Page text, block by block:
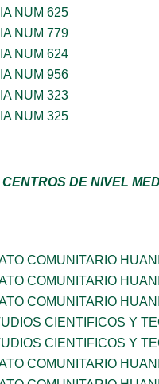
NUM 625
NUM 779
NUM 624
NUM 956
NUM 323
NUM 325
CENTROS DE NIVEL
COMUNITARIO
COMUNITARIO
COMUNITARIO
CIENTIFICOS Y
CIENTIFICOS Y
COMUNITARIO